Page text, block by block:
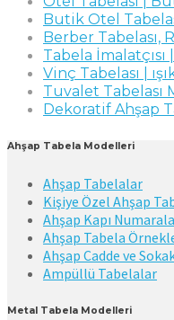
Butik Otel
Berber Tabelası,
Tabela İmalatçısı
Vinç Tabelası |
Tuvalet Tabelası
Dekoratif Ahşap
Ahşap Tabela Modelleri
Ahşap Tabelalar
Kişiye Özel Ahşap
Ahşap Kapı
Ahşap Tabela
Ahşap Cadde ve
Ampüllü Tabelalar
Metal Tabela Modelleri